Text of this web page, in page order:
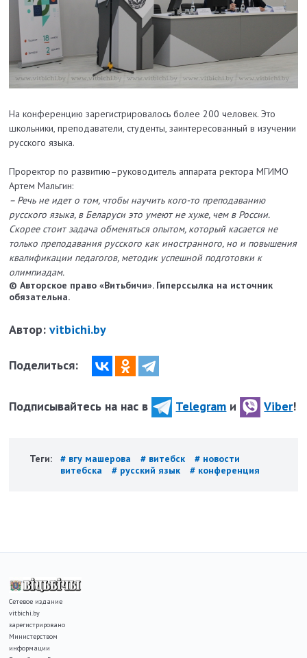
На конференцию зарегистрировалось более 200 человек. Это
школьники, преподаватели, студенты, заинтересованный в изучении
русского языка.
Проректор по развитию–руководитель аппарата ректора МГИМО
Артем Мальгин:
– Речь не идет о том, чтобы научить кого-то преподаванию
русского языка, в Беларуси это умеют не хуже, чем в России.
Скорее стоит задача обменяться опытом, который касается не
только преподавания русского как иностранного, но и повышения
квалификации педагогов, методик успешной подготовки к
олимпиадам.
© Авторское право «Витьбичи». Гиперссылка на источник
обязательна.
Автор:vitbichi.by
Поделиться:
Подписывайтесь на нас в Telegram и Viber!
Теги: # вгу машерова # витебск
# новости
витебска
# русский язык # конференция
Сетевое издание
vitbichi.by
зарегистрировано
Министерством
информации